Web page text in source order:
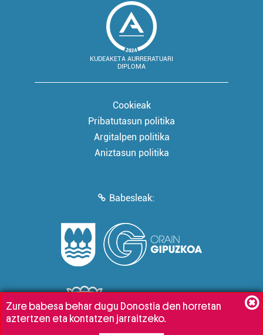
KUDEAKETA AURRERATUARI
DIPLOMA
Cookieak
Pribatutasun politika
Argitalpen politika
Aniztasun politika
Babesleak:
Zure babesa behar dugu Donostia den horretan
aztertzen eta kontatzen jarraitzeko.